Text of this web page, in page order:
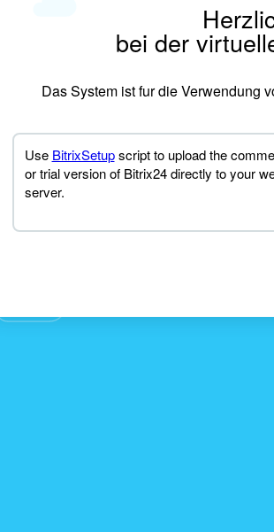
bei der
Das System ist fur die Verwendung
Use BitrixSetupscript to upload the
or trial version of Bitrix24 directly to your
server.